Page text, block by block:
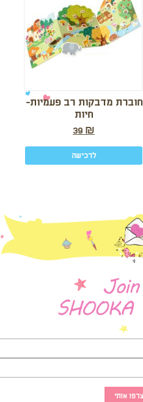
חוברת מדבקות רב פעמיות-
חיות
39 ₪
לרכישה